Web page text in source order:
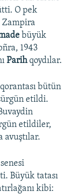
O pek
Zampira
büyük
1943
Parihqoydılar.
bütün
etildi.
etildiler,
avuştılar.
Büyük tatası
kibi: